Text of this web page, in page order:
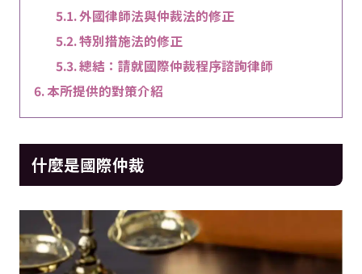
外國律師法與仲裁法的修正
特別措施法的修正
總結：請就國際仲裁程序諮詢律師
本所提供的對策介紹
什麼是國際仲裁